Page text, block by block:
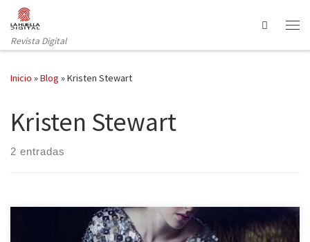
Saltar al contenido
Revista Digital
Search
Inicio »Blog »Kristen Stewart
Kristen Stewart
2 entradas